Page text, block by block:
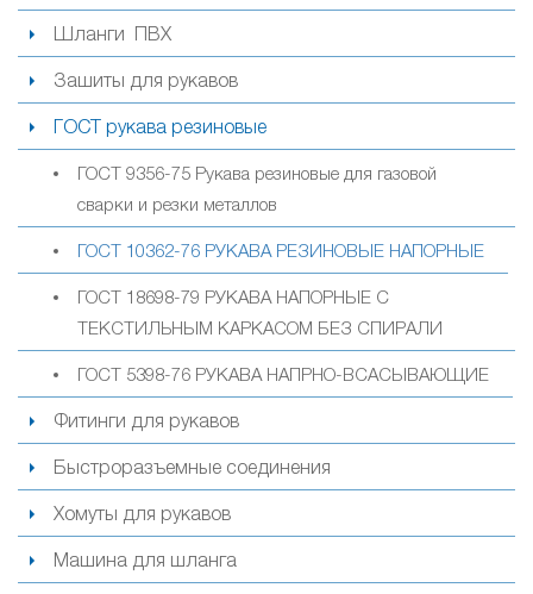
Шланги ПВХ
Зашиты для рукавов
ГОСТ рукава резиновые
ГОСТ 9356-75 Рукава резиновые для газовой
сварки и резки металлов
ГОСТ 10362-76 РУКАВА РЕЗИНОВЫЕ НАПОРНЫЕ
ГОСТ 18698-79 РУКАВА НАПОРНЫЕ С
ТЕКСТИЛЬНЫМ КАРКАСОМ БЕЗ СПИРАЛИ
ГОСТ 5398-76 РУКАВА НАПРНО-ВСАСЫВАЮЩИЕ
Фитинги для рукавов
Быстроразъемные соединения
Хомуты для рукавов
Машина для шланга